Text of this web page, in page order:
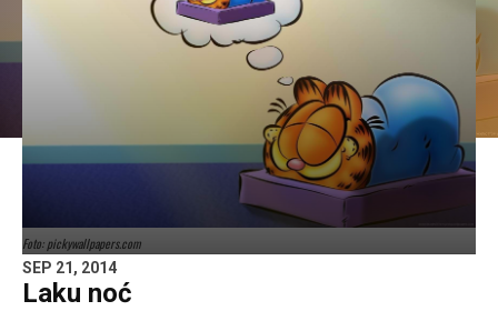
Foto: pickywallpapers.com
SEP 21, 2014
Laku noć